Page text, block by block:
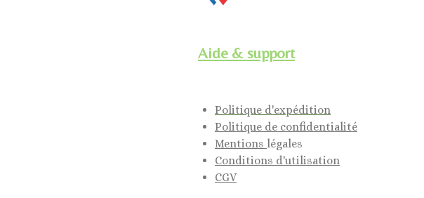
Aide & support
Politique d'expédition
Politique de confidentialité
Mentions légales
Conditions d'utilisation
CGV